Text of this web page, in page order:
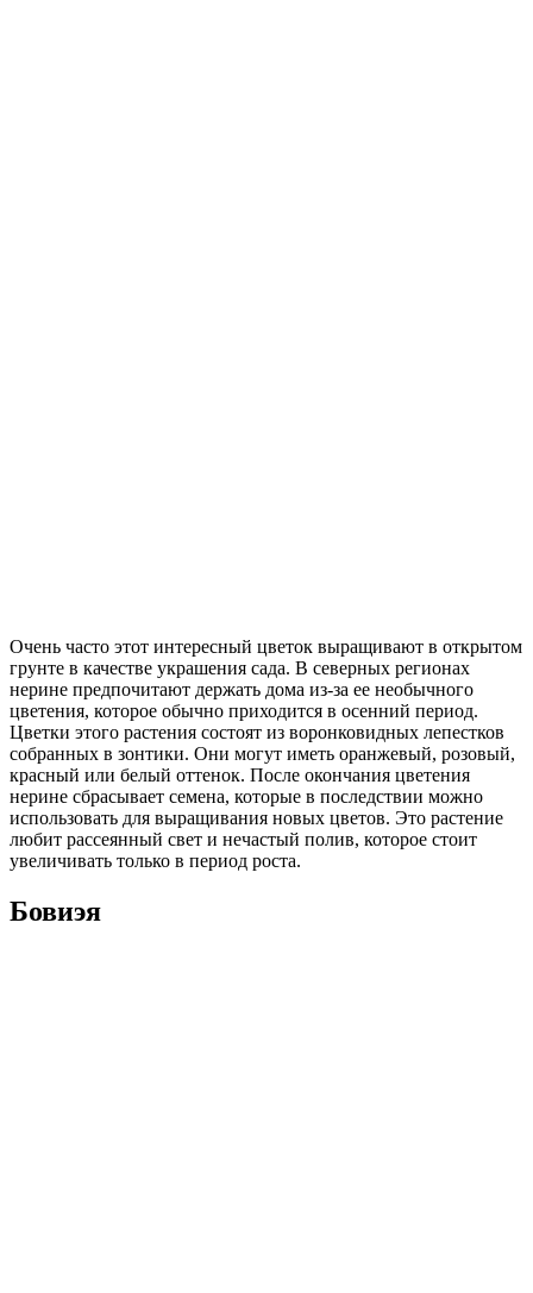
Очень часто этот интересный цветок выращивают в открытом
грунте в качестве украшения сада. В северных регионах
нерине предпочитают держать дома из-за ее необычного
цветения, которое обычно приходится в осенний период.
Цветки этого растения состоят из воронковидных лепестков
собранных в зонтики. Они могут иметь оранжевый, розовый,
красный или белый оттенок. После окончания цветения
нерине сбрасывает семена, которые в последствии можно
использовать для выращивания новых цветов. Это растение
любит рассеянный свет и нечастый полив, которое стоит
увеличивать только в период роста.
Бовиэя